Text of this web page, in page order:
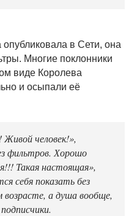
опубликовала в Сети, она
Многие поклонники
виде Королева
и осыпали её
человек!»,
фильтров. Хорошо
Такая настоящая»,
себя показать без
а душа вообще,